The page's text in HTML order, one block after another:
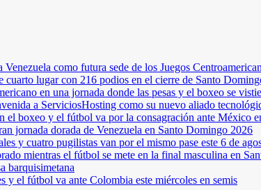
como futura sede de los Juegos
cuarto lugar con 216 podios en el cierre de Santo
en una jornada donde las pesas y el boxeo se
a ServiciosHosting como su nuevo aliado
el boxeo y el fútbol va por la consagración ante México
jornada dorada de Venezuela en Santo Domingo 2026
y cuatro pugilistas van por el mismo pase este 6 de
mientras el fútbol se mete en la final masculina en
barquisimetana
y el fútbol va ante Colombia este miércoles en semis